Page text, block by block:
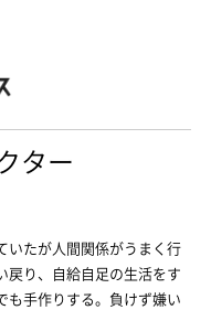
ター
いたが人間関係がうまく行
戻り、自給自足の生活をす
も手作りする。負けず嫌い